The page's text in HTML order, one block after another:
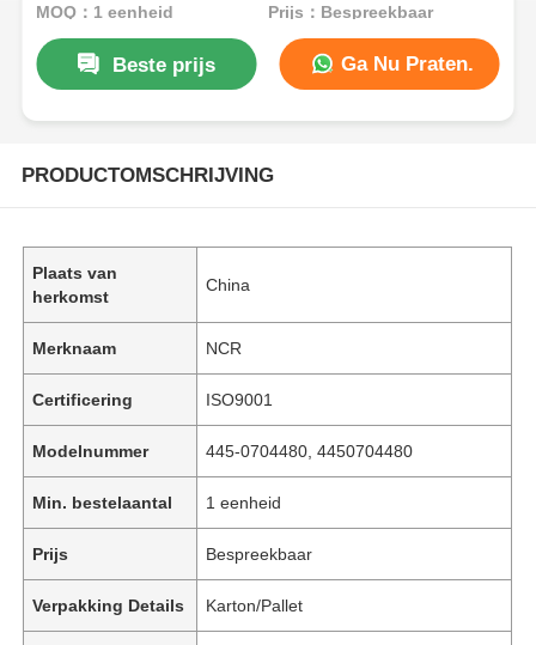
MOQ：1 eenheid Prijs：Bespreekbaar
Beste prijs Ga Nu Praten.
PRODUCTOMSCHRIJVING
Plaats van
herkomst
China
Merknaam NCR
Certificering ISO9001
Modelnummer 445-0704480, 4450704480
Min. bestelaantal 1 eenheid
Prijs Bespreekbaar
Verpakking Details Karton/Pallet